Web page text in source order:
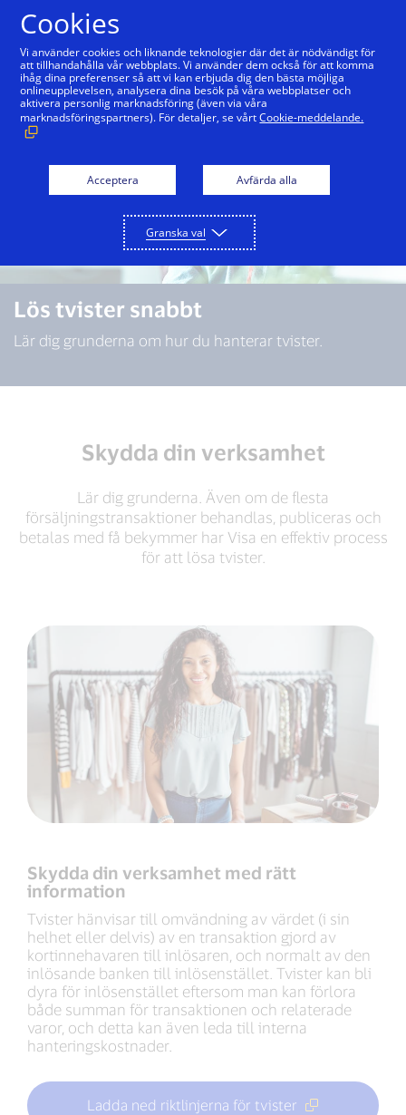
Lös tvister snabbt
Lär dig grunderna om hur du hanterar tvister.
Skydda din verksamhet
Lär dig grunderna. Även om de flesta
försäljningstransaktioner behandlas, publiceras och
betalas med få bekymmer har Visa en effektiv process
för att lösa tvister.
Skydda din verksamhet med rätt
information
Tvister hänvisar till omvändning av värdet (i sin
helhet eller delvis) av en transaktion gjord av
kortinnehavaren till inlösaren, och normalt av den
inlösande banken till inlösenstället. Tvister kan bli
dyra för inlösenstället eftersom man kan förlora
både summan för transaktionen och relaterade
varor, och detta kan även leda till interna
hanteringskostnader.
Ladda ned riktlinjerna för tvister
Cookies
Vi använder cookies och liknande teknologier där det är nödvändigt för
att tillhandahålla vår webbplats. Vi använder dem också för att komma
ihåg dina preferenser så att vi kan erbjuda dig den bästa möjliga
onlineupplevelsen, analysera dina besök på våra webbplatser och
aktivera personlig marknadsföring (även via våra
marknadsföringspartners). För detaljer, se vårtCookie-meddelande.
Acceptera Avfärda alla
Granska val